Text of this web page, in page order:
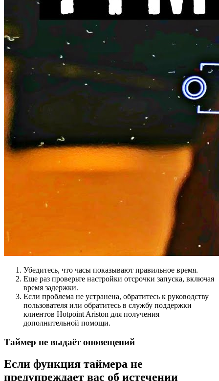
Убедитесь, что часы показывают правильное время.
Еще раз проверьте настройки отсрочки запуска, включая
время задержки.
Если проблема не устранена, обратитесь к руководству
пользователя или обратитесь в службу поддержки
клиентов Hotpoint Ariston для получения
дополнительной помощи.
Таймер не выдаёт оповещений
Если функция таймера не
предупреждает вас об истечении